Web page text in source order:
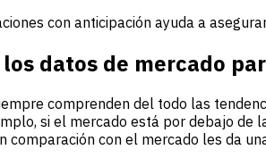
con anticipación ayuda a
datos de mercado
comprenden del todo las
si el mercado está por debajo
comparación con el mercado les da